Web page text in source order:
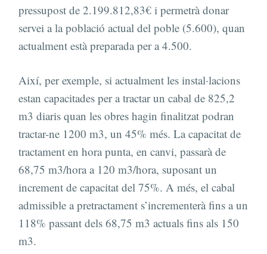
pressupost de 2.199.812,83€ i permetrà donar
servei a la població actual del poble (5.600), quan
actualment està preparada per a 4.500.
Així, per exemple, si actualment les instal·lacions
estan capacitades per a tractar un cabal de 825,2
m3 diaris quan les obres hagin finalitzat podran
tractar-ne 1200 m3, un 45% més. La capacitat de
tractament en hora punta, en canvi, passarà de
68,75 m3/hora a 120 m3/hora, suposant un
increment de capacitat del 75%. A més, el cabal
admissible a pretractament s’incrementerà fins a un
118% passant dels 68,75 m3 actuals fins als 150
m3.